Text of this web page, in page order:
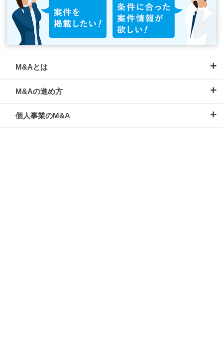
M&Aとは
M&Aの進め方
個人事業のM&A